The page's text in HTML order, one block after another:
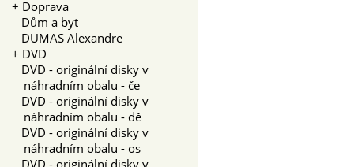
+ Doprava
Dům a byt
DUMAS Alexandre
+ DVD
DVD - originální disky v
náhradním obalu - če
DVD - originální disky v
náhradním obalu - dě
DVD - originální disky v
náhradním obalu - os
DVD - originální disky v